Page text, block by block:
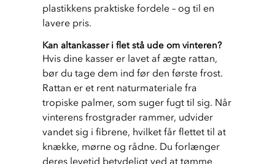
plastikkens praktiske fordele – og til en
lavere pris.
Kan altankasser i flet stå ude om vinteren?
Hvis dine kasser er lavet af ægte rattan,
bør du tage dem ind før den første frost.
Rattan er et rent naturmateriale fra
tropiske palmer, som suger fugt til sig. Når
vinterens frostgrader rammer, udvider
vandet sig i fibrene, hvilket får flettet til at
knække, mørne og rådne. Du forlænger
deres levetid betydeligt ved at tømme